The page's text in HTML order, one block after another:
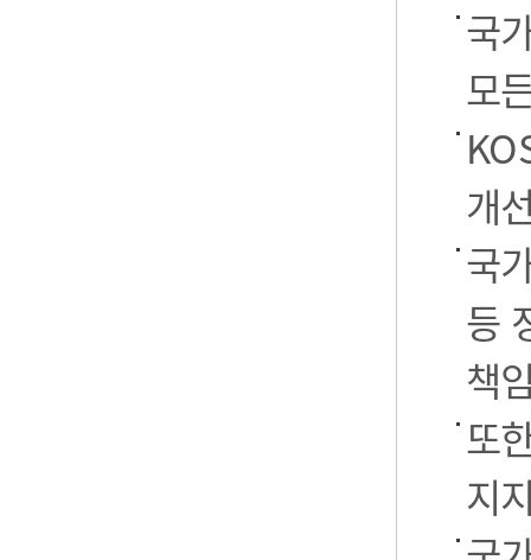
국
모
개
국
등
책
또
지